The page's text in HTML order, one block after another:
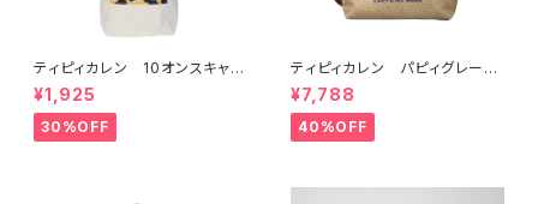
ティピィカレン 10オンスキャン
バス外ポケット縦長マイバッグ
¥1,925
30%OFF
ティピィカレン パピィグレーテ
リア2WAYハンドバッグ
¥7,788
40%OFF